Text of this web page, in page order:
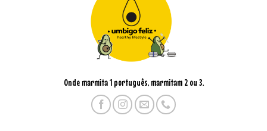
Onde marmita 1 português, marmitam 2 ou 3.